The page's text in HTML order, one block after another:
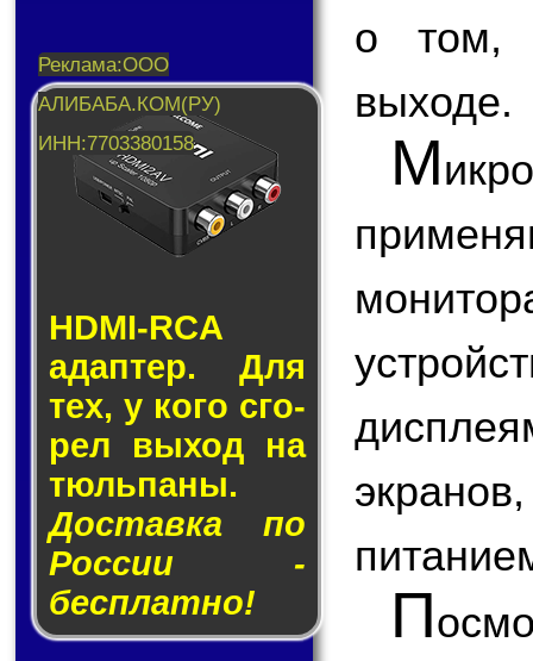
HDMI-RCA
адап­тер. Для
тех, у кого сго­
рел вы­ход на
тюль­па­ны.
Доставка по
России -
бесплатно!
о том,
выходе.
М
П